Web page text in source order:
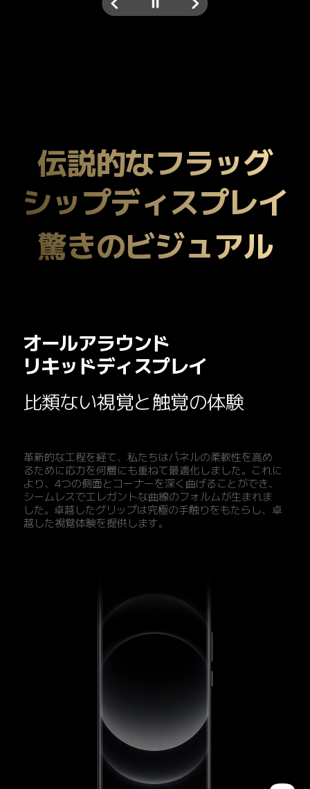
伝説的なフラッグ
シップディスプレイ
驚きのビジュアル
オールアラウンド
リキッドディスプレイ
比類ない視覚と触覚の体験
革新的な工程を経て、私たちはパネルの柔軟性を高め
るために応力を何層にも重ねて最適化しました。これに
より、4つの側面とコーナーを深く曲げることができ、
シームレスでエレガントな曲線のフォルムが生まれま
した。卓越したグリップは究極の手触りをもたらし、卓
越した視覚体験を提供します。